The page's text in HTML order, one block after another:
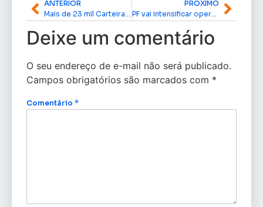
ANTERIOR
PRÓXIMO
PF vai intensificar operações contra garimpo ilegal no Amapá com apoio de forças integradas
Deixe um comentário
O seu endereço de e-mail não será publicado.
Campos obrigatórios são marcados com *
Comentário *